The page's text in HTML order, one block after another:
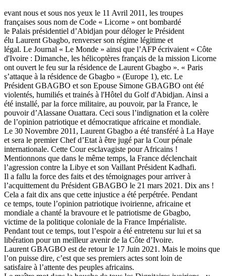
evant nous et sous nos yeux le 11 Avril 2011, les troupes
françaises sous nom de Code « Licorne » ont bombardé
le Palais présidentiel d’Abidjan pour déloger le Président
élu Laurent Gbagbo, renverser son régime légitime et
légal. Le Journal « Le Monde » ainsi que l’AFP écrivaient « Côte
d'Ivoire : Dimanche, les hélicoptères français de la mission Licorne
ont ouvert le feu sur la résidence de Laurent Gbagbo ». « Paris
s’attaque à la résidence de Gbagbo » (Europe 1), etc. Le
Président GBAGBO et son Epouse Simone GBAGBO ont été
violentés, humiliés et trainés à l'Hôtel du Golf d'Abidjan. Ainsi a
été installé, par la force militaire, au pouvoir, par la France, le
pouvoir d’Alassane Ouattara. Ceci sous l’indignation et la colère
de l’opinion patriotique et démocratique africaine et mondiale.
Le 30 Novembre 2011, Laurent Gbagbo a été transféré à La Haye
et sera le premier Chef d’Etat à être jugé par la Cour pénale
internationale. Cette Cour esclavagiste pour Africains !
Mentionnons que dans le même temps, la France déclenchait
l’agression contre la Libye et son Vaillant Président Kadhafi.
Il a fallu la force des faits et des témoignages pour arriver à
l’acquittement du Président GBAGBO le 21 mars 2021. Dix ans !
Cela a fait dix ans que cette injustice a été perpétrée. Pendant
ce temps, toute l’opinion patriotique ivoirienne, africaine et
mondiale a chanté la bravoure et le patriotisme de Gbagbo,
victime de la politique coloniale de la France Impérialiste.
Pendant tout ce temps, tout l’espoir a été entretenu sur lui et sa
libération pour un meilleur avenir de la Côte d’Ivoire.
Laurent GBAGBO est de retour le 17 Juin 2021. Mais le moins que
l’on puisse dire, c’est que ses premiers actes sont loin de
satisfaire à l’attente des peuples africains.